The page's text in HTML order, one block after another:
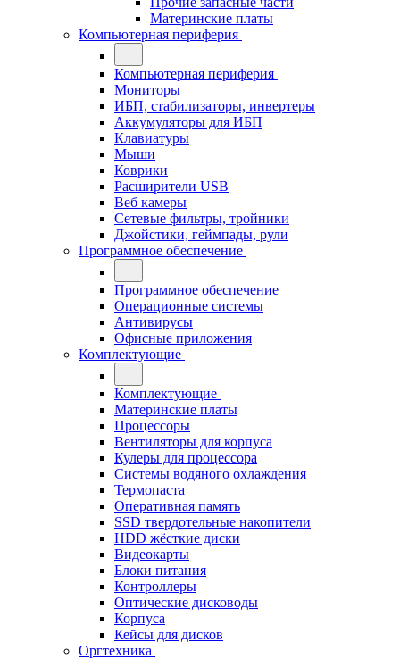
Материнские платы
Компьютерная периферия
Компьютерная периферия
Мониторы
ИБП, стабилизаторы, инвертеры
Аккумуляторы для ИБП
Клавиатуры
Мыши
Коврики
Расширители USB
Веб камеры
Сетевые фильтры, тройники
Джойстики, геймпады, рули
Программное обеспечение
Программное обеспечение
Операционные системы
Антивирусы
Офисные приложения
Комплектующие
Комплектующие
Материнские платы
Процессоры
Вентиляторы для корпуса
Кулеры для процессора
Системы водяного охлаждения
Термопаста
Оперативная память
SSD твердотельные накопители
HDD жёсткие диски
Видеокарты
Блоки питания
Контроллеры
Оптические дисководы
Корпуса
Кейсы для дисков
Оргтехника